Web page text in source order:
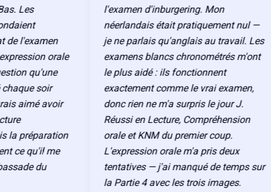
orale
qu'une
soir
avoir
qu'il me
du
l'examen d'inburgering. Mon
néerlandais était pratiquement nul —
je ne parlais qu'anglais au travail. Les
examens blancs chronométrés m'ont
le plus aidé : ils fonctionnent
exactement comme le vrai examen,
donc rien ne m'a surpris le jour J.
Réussi en Lecture, Compréhension
orale et KNM du premier coup.
L'expression orale m'a pris deux
tentatives — j'ai manqué de temps sur
la Partie 4 avec les trois images.